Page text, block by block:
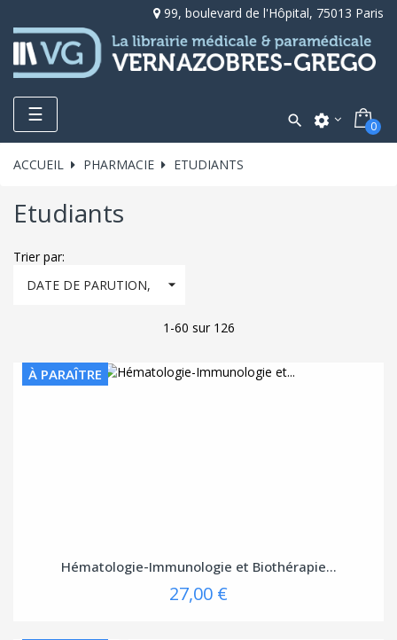
99, boulevard de l'Hôpital, 75013 Paris
Toggle
navigation
☰  settings 0
ACCUEIL PHARMACIE ETUDIANTS
Etudiants
Trier par:
DATE DE PARUTION,

1-60 sur 126
À PARAÎTRE
Hématologie-Immunologie et Biothérapie...
27,00 €